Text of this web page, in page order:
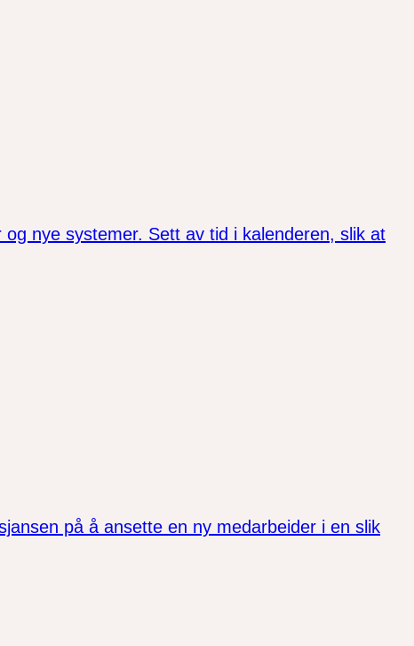
nye systemer. Sett av tid i kalenderen, slik at
på å ansette en ny medarbeider i en slik